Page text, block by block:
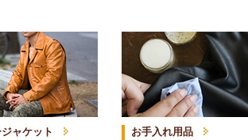
ジャケット お手入れ用品